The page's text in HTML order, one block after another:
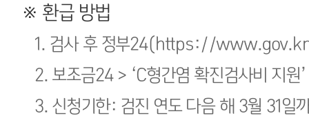
※ 환급 방법
1. 검사 후 정부24(https://
2. 보조금24 > ‘C형간염 확진검사비 지원
3. 신청기한: 검진 연도 다음 해 3월 31일